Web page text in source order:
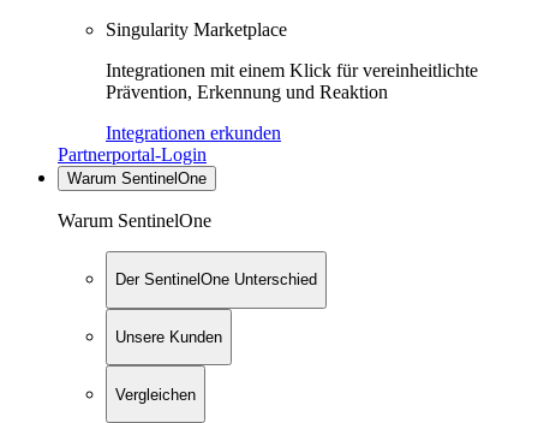
Singularity Marketplace
Integrationen mit einem Klick für vereinheitlichte
Prävention, Erkennung und Reaktion
Integrationen erkunden
Partnerportal-Login
Warum SentinelOne
Warum SentinelOne
Der SentinelOne Unterschied
Unsere Kunden
Vergleichen